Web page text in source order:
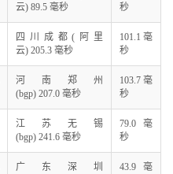
云) 89.5 毫秒
秒
四川成都(阿里
云) 205.3 毫秒
101.1 毫
秒
河南郑州
(bgp) 207.0 毫秒
103.7 毫
秒
江苏无锡
(bgp) 241.6 毫秒
79.0 毫
秒
广东深圳 43.9 毫